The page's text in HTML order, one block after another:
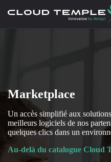
Marketplace
Un accès simplifié aux
meilleurs logiciels de nos
quelques clics dans un
Au-delà du catalogue Cloud